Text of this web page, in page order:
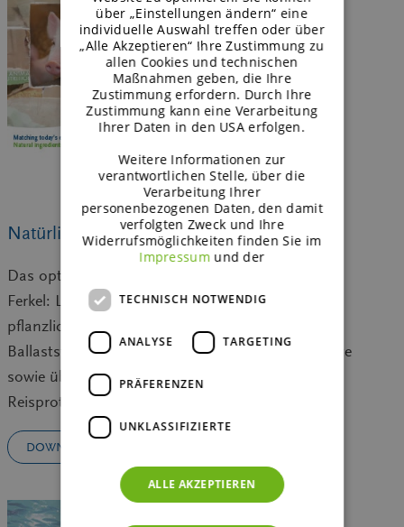
Natürliche Inhaltsstoffe für gesunde Ferkel
Das optimale, natürliche Futter für gesunde
Ferkel: Lesen Sie alles über die Funktionalitäten
pflanzlicher Proteine, die Vorteile präbiotischer
Ballaststoffe und leicht verdaulicher Kohlenhydrate
sowie über die Einsatzmöglichkeiten von
Reisproteinen.
DOWNLOAD
über „Einstellungen ändern“ eine
individuelle Auswahl treffen oder über
„Alle Akzeptieren“ Ihre Zustimmung zu
allen Cookies und technischen
Maßnahmen geben, die Ihre
Zustimmung erfordern. Durch Ihre
Zustimmung kann eine Verarbeitung
Ihrer Daten in den USA erfolgen.
Weitere Informationen zur
verantwortlichen Stelle, über die
Verarbeitung Ihrer
personenbezogenen Daten, den damit
verfolgten Zweck und Ihre
Widerrufsmöglichkeiten finden Sie im
Impressum und der
TECHNISCH NOTWENDIG
ANALYSE TARGETING
PRÄFERENZEN
UNKLASSIFIZIERTE
ALLE AKZEPTIEREN